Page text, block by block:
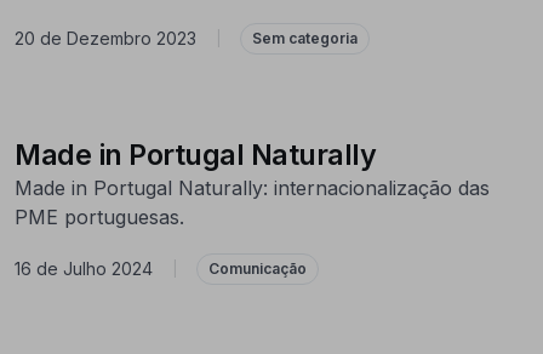
20 de Dezembro 2023 Sem categoria
Made in Portugal Naturally
Made in Portugal Naturally: internacionalização das
PME portuguesas.
16 de Julho 2024 Comunicação